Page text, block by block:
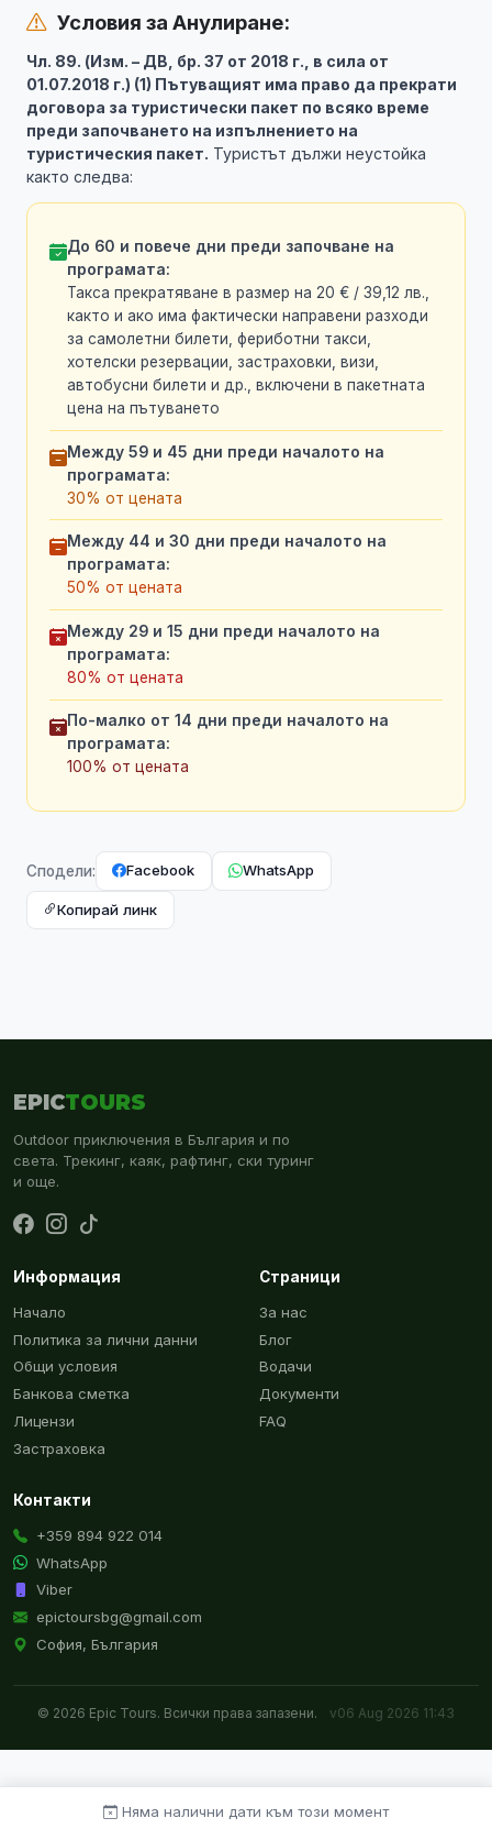
Условия за Анулиране:
Чл. 89. (Изм. – ДВ, бр. 37 от 2018 г., в сила от
01.07.2018 г.) (1) Пътуващият има право да прекрати
договора за туристически пакет по всяко време
преди започването на изпълнението на
туристическия пакет. Туристът дължи неустойка
както следва:
До 60 и повече дни преди започване на
програмата:
Такса прекратяване в размер на 20 € / 39,12 лв.,
както и ако има фактически направени разходи
за самолетни билети, фериботни такси,
хотелски резервации, застраховки, визи,
автобусни билети и др., включени в пакетната
цена на пътуването
Между 59 и 45 дни преди началото на
програмата:
30% от цената
Между 44 и 30 дни преди началото на
програмата:
50% от цената
Между 29 и 15 дни преди началото на
програмата:
80% от цената
По-малко от 14 дни преди началото на
програмата:
100% от цената
Сподели: Facebook WhatsApp
Копирай линк
Няма налични дати към този момент
EPICTOURS
Outdoor приключения в България и по
света. Трекинг, каяк, рафтинг, ски туринг
и още.
Информация
Начало
Политика за лични данни
Общи условия
Банкова сметка
Лицензи
Застраховка
Страници
За нас
Блог
Водачи
Документи
FAQ
Контакти
+359 894 922 014
WhatsApp
Viber
epictoursbg@gmail.com
София, България
© 2026 Epic Tours. Всички права запазени. v06 Aug 2026 11:43